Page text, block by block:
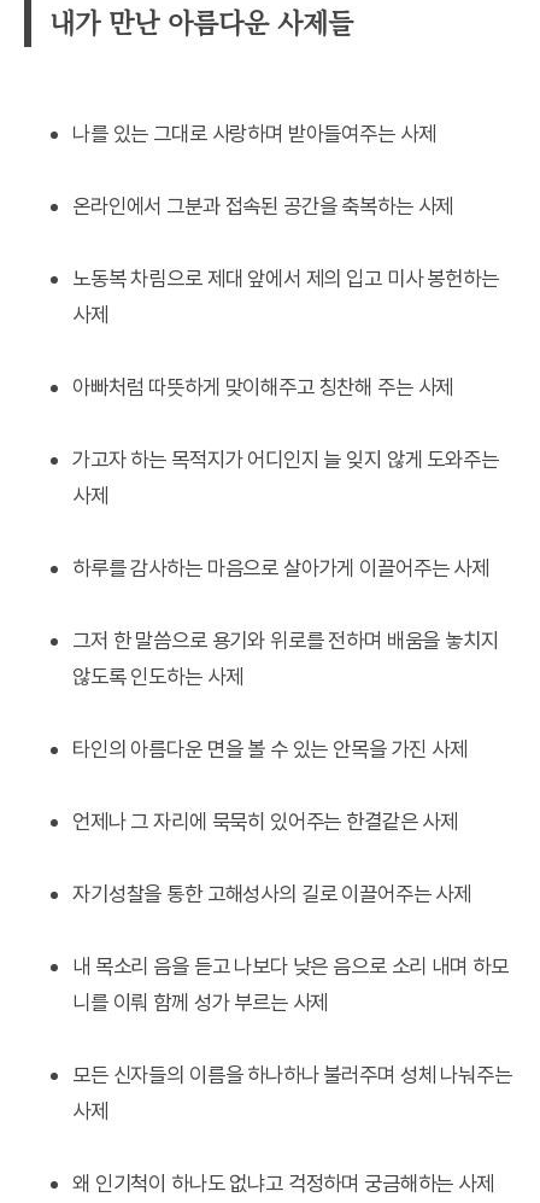
내가 만난 아름다운 사제들
나를 있는 그대로 사랑하며 받아들여주는 사제
온라인에서 그분과 접속된 공간을 축복하는 사제
노동복 차림으로 제대 앞에서 제의 입고 미사 봉헌하는
사제
아빠처럼 따뜻하게 맞이해주고 칭찬해 주는 사제
가고자 하는 목적지가 어디인지 늘 잊지 않게 도와주는
사제
하루를 감사하는 마음으로 살아가게 이끌어주는 사제
그저 한 말씀으로 용기와 위로를 전하며 배움을 놓치지
않도록 인도하는 사제
타인의 아름다운 면을 볼 수 있는 안목을 가진 사제
언제나 그 자리에 묵묵히 있어주는 한결같은 사제
자기성찰을 통한 고해성사의 길로 이끌어주는 사제
내 목소리 음을 듣고 나보다 낮은 음으로 소리 내며 하모
니를 이뤄 함께 성가 부르는 사제
모든 신자들의 이름을 하나하나 불러주며 성체 나눠주는
사제
왜 인기척이 하나도 없냐고 걱정하며 궁금해하는 사제